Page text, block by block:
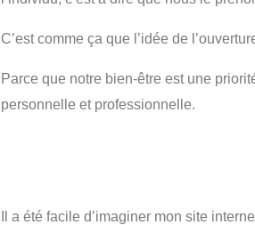
C’est comme ça que l’idée de
Parce que notre bien-être est une
personnelle et professionnelle.
Il a été facile d’imaginer mon site